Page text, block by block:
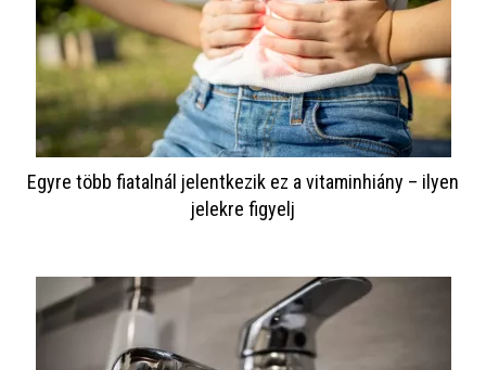
Egyre több fiatalnál jelentkezik ez a vitaminhiány – ilyen
jelekre figyelj